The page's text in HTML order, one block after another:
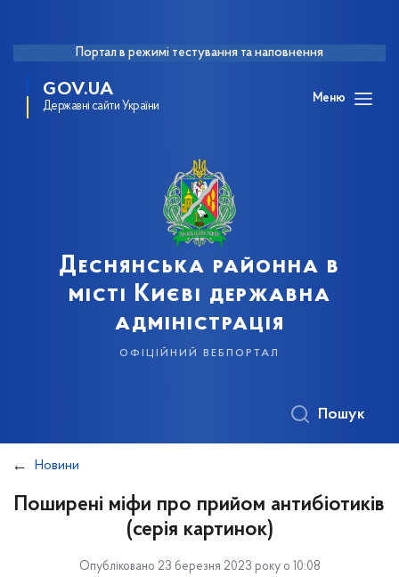
Портал в режимі тестування та наповнення
GOV.UA
Державні сайти України
Меню
Деснянська районна в
місті Києві державна
адміністрація
офіційний вебпортал
Пошук
Новини
Поширені міфи про прийом антибіотиків
(серія картинок)
Опубліковано 23 березня 2023 року о 10:08